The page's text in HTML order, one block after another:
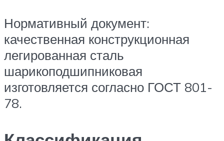
Нормативный документ:
качественная конструкционная
легированная сталь
шарикоподшипниковая
изготовляется согласно ГОСТ 801-
78.